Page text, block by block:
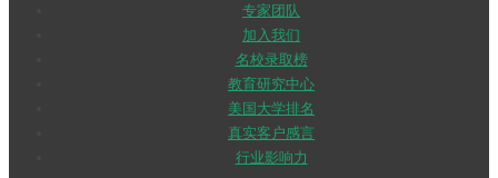
专家团队
加入我们
名校录取榜
教育研究中心
美国大学排名
真实客户感言
行业影响力